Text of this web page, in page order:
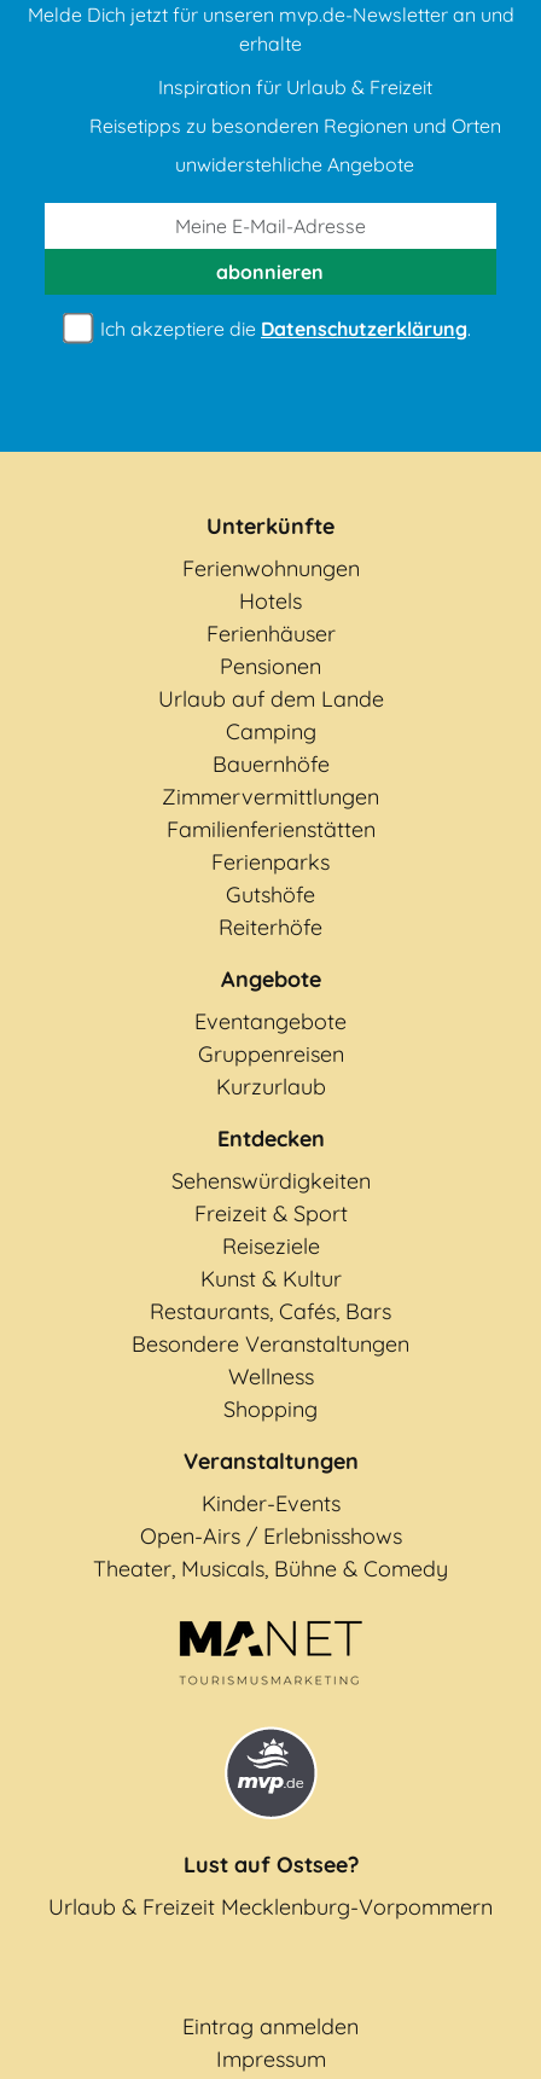
Melde Dich jetzt für unseren mvp.de-Newsletter an und
erhalte
Inspiration für Urlaub & Freizeit
Reisetipps zu besonderen Regionen und Orten
unwiderstehliche Angebote
abonnieren
Ich akzeptiere die Datenschutzerklärung.
Unterkünfte
Ferienwohnungen
Hotels
Ferienhäuser
Pensionen
Urlaub auf dem Lande
Camping
Bauernhöfe
Zimmervermittlungen
Familienferienstätten
Ferienparks
Gutshöfe
Reiterhöfe
Angebote
Eventangebote
Gruppenreisen
Kurzurlaub
Entdecken
Sehenswürdigkeiten
Freizeit & Sport
Reiseziele
Kunst & Kultur
Restaurants, Cafés, Bars
Besondere Veranstaltungen
Wellness
Shopping
Veranstaltungen
Kinder-Events
Open-Airs / Erlebnisshows
Theater, Musicals, Bühne & Comedy
Lust auf Ostsee?
Urlaub & Freizeit Mecklenburg-Vorpommern
Eintrag anmelden
Impressum